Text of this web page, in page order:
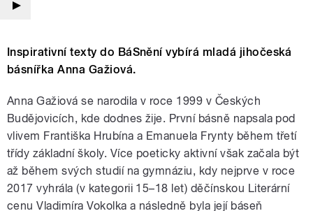
Inspirativní texty do BáSnění vybírá mladá jihočeská
básnířka Anna Gažiová.
Anna Gažiová se narodila v roce 1999 v Českých
Budějovicích, kde dodnes žije. První básně napsala pod
vlivem Františka Hrubína a Emanuela Frynty během třetí
třídy základní školy. Více poeticky aktivní však začala být
až během svých studií na gymnáziu, kdy nejprve v roce
2017 vyhrála (v kategorii 15–18 let) děčínskou Literární
cenu Vladimíra Vokolka a následně byla její báseň